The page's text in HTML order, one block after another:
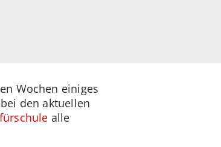
Wochen einiges
den aktuellen
alle